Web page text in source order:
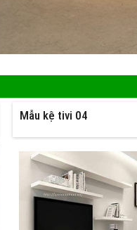
Mẫu kệ tivi 04